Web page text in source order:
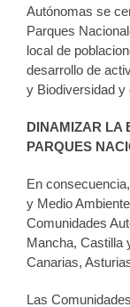
Autónomas se
Parques
local de
desarrollo de
y Biodiversidad y
DINAMIZAR LA
PARQUES
En
y Medio
Comunidades
Mancha, Castilla
Canarias,
Las